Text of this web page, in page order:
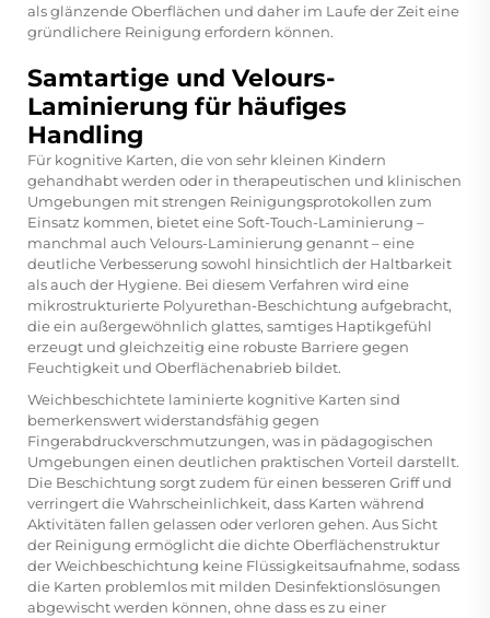
als glänzende Oberflächen und daher im Laufe der Zeit eine
gründlichere Reinigung erfordern können.
Samtartige und Velours-
Laminierung für häufiges
Handling
Für kognitive Karten, die von sehr kleinen Kindern
gehandhabt werden oder in therapeutischen und klinischen
Umgebungen mit strengen Reinigungsprotokollen zum
Einsatz kommen, bietet eine Soft-Touch-Laminierung –
manchmal auch Velours-Laminierung genannt – eine
deutliche Verbesserung sowohl hinsichtlich der Haltbarkeit
als auch der Hygiene. Bei diesem Verfahren wird eine
mikrostrukturierte Polyurethan-Beschichtung aufgebracht,
die ein außergewöhnlich glattes, samtiges Haptikgefühl
erzeugt und gleichzeitig eine robuste Barriere gegen
Feuchtigkeit und Oberflächenabrieb bildet.
Weichbeschichtete laminierte kognitive Karten sind
bemerkenswert widerstandsfähig gegen
Fingerabdruckverschmutzungen, was in pädagogischen
Umgebungen einen deutlichen praktischen Vorteil darstellt.
Die Beschichtung sorgt zudem für einen besseren Griff und
verringert die Wahrscheinlichkeit, dass Karten während
Aktivitäten fallen gelassen oder verloren gehen. Aus Sicht
der Reinigung ermöglicht die dichte Oberflächenstruktur
der Weichbeschichtung keine Flüssigkeitsaufnahme, sodass
die Karten problemlos mit milden Desinfektionslösungen
abgewischt werden können, ohne dass es zu einer